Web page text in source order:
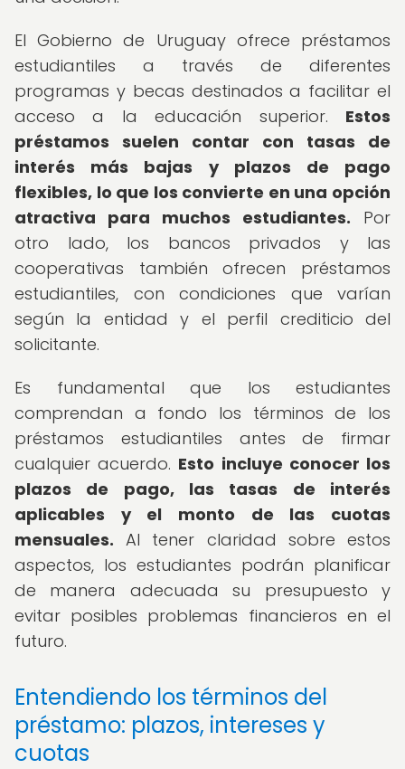
El Gobierno de Uruguay ofrece préstamos
estudiantiles a través de diferentes
programas y becas destinados a facilitar el
acceso a la educación superior. Estos
préstamos suelen contar con tasas de
interés más bajas y plazos de pago
flexibles, lo que los convierte en una opción
atractiva para muchos estudiantes. Por
otro lado, los bancos privados y las
cooperativas también ofrecen préstamos
estudiantiles, con condiciones que varían
según la entidad y el perfil crediticio del
solicitante.
Es fundamental que los estudiantes
comprendan a fondo los términos de los
préstamos estudiantiles antes de firmar
cualquier acuerdo. Esto incluye conocer los
plazos de pago, las tasas de interés
aplicables y el monto de las cuotas
mensuales. Al tener claridad sobre estos
aspectos, los estudiantes podrán planificar
de manera adecuada su presupuesto y
evitar posibles problemas financieros en el
futuro.
Entendiendo los términos del
préstamo: plazos, intereses y
cuotas